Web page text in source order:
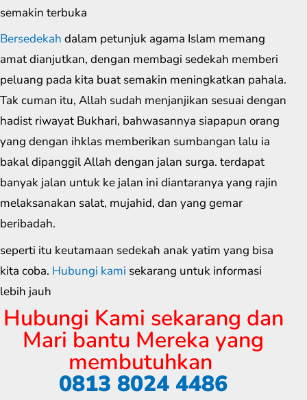
semakin terbuka
Bersedekah dalam petunjuk agama Islam memang
amat dianjutkan, dengan membagi sedekah memberi
peluang pada kita buat semakin meningkatkan pahala.
Tak cuman itu, Allah sudah menjanjikan sesuai dengan
hadist riwayat Bukhari, bahwasannya siapapun orang
yang dengan ihklas memberikan sumbangan lalu ia
bakal dipanggil Allah dengan jalan surga. terdapat
banyak jalan untuk ke jalan ini diantaranya yang rajin
melaksanakan salat, mujahid, dan yang gemar
beribadah.
seperti itu keutamaan sedekah anak yatim yang bisa
kita coba. Hubungi kami sekarang untuk informasi
lebih jauh
Hubungi Kami sekarang dan
Mari bantu Mereka yang
membutuhkan
0813 8024 4486